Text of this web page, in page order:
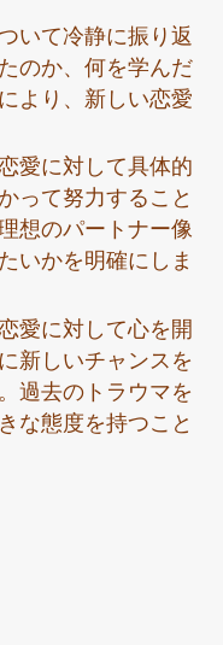
いて冷静に振り返
のか、何を学んだ
より、新しい恋愛
愛に対して具体的
って努力すること
想のパートナー像
いかを明確にしま
愛に対して心を開
新しいチャンスを
過去のトラウマを
な態度を持つこと